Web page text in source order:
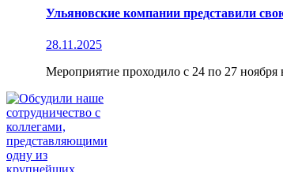
Ульяновские компании представили
28.11.2025
Мероприятие проходило с 24 по 27